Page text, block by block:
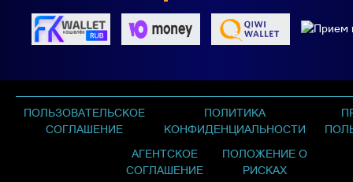
ПОЛЬЗОВАТЕЛЬСКОЕ
СОГЛАШЕНИЕ
ПОЛИТИКА
КОНФИДЕНЦИАЛЬНОСТИ
АГЕНТСКОЕ
СОГЛАШЕНИЕ
ПОЛОЖЕНИЕ О
РИСКАХ